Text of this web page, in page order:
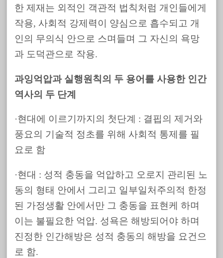
한 제재는 외적인 객관적 법칙처럼 개인들에게
작용, 사회적 강제력이 양심으로 흡수되고 개
인의 무의식 안으로 스며들며 그 자신의 욕망
과 도덕관으로 작용.
과잉억압과 실행원칙의 두 용어를 사용한 인간
역사의 두 단계
·현대에 이르기까지의 첫단계 : 결핍의 제거와
풍요의 기술적 정초를 위해 사회적 통제를 필
요로 함
·현대 : 성적 충동을 억압하고 오로지 관리된 노
동의 형태 안에서 그리고 일부일처주의적 한정
된 가정생활 안에서만 그 충동을 표현케 하며
이는 불필요한 억압. 성욕은 해방되어야 하며
진정한 인간해방은 성적 충동의 해방을 요건으
로 함.